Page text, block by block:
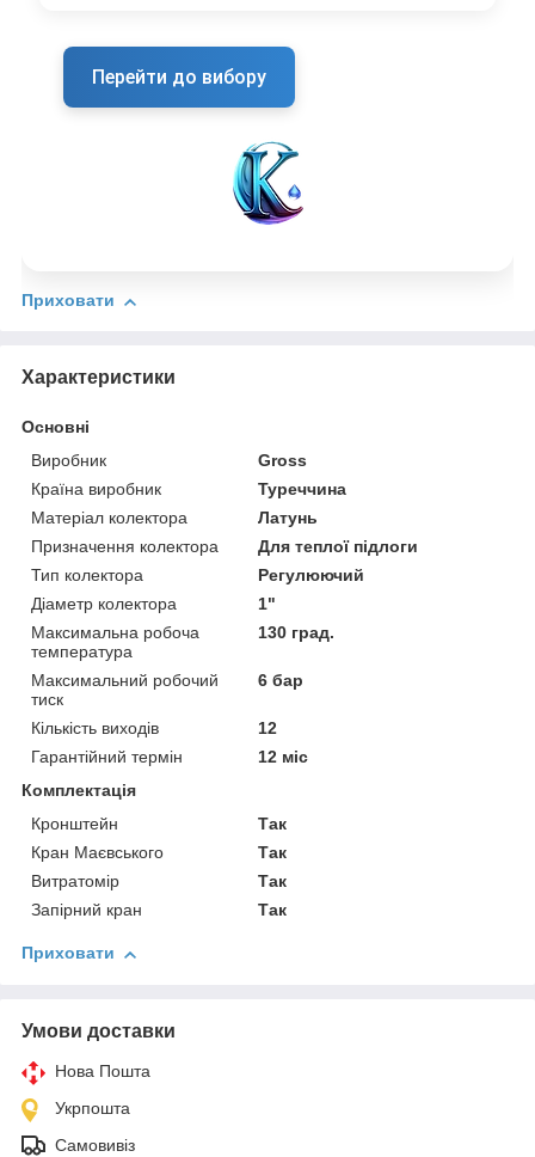
Перейти до вибору
Приховати
Характеристики
Основні
Виробник
Gross
Країна виробник
Туреччина
Матеріал колектора
Латунь
Призначення колектора
Для теплої підлоги
Тип колектора
Регулюючий
Діаметр колектора
1"
Максимальна робоча
температура
130 град.
Максимальний робочий
тиск
6 бар
Кількість виходів
12
Гарантійний термін
12 міс
Комплектація
Кронштейн
Так
Кран Маєвського
Так
Витратомір
Так
Запірний кран
Так
Приховати
Умови доставки
Нова Пошта
Укрпошта
Самовивіз